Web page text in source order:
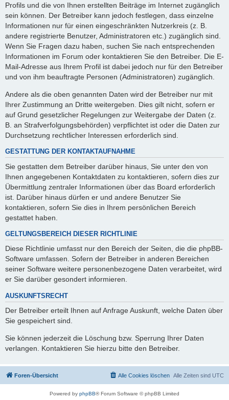
Profils und die von Ihnen erstellten Beiträge im Internet zugänglich
sein können. Der Betreiber kann jedoch festlegen, dass einzelne
Informationen nur für einen eingeschränkten Nutzerkreis (z. B.
andere registrierte Benutzer, Administratoren etc.) zugänglich sind.
Wenn Sie Fragen dazu haben, suchen Sie nach entsprechenden
Informationen im Forum oder kontaktieren Sie den Betreiber. Die E-
Mail-Adresse aus Ihrem Profil ist dabei jedoch nur für den Betreiber
und von ihm beauftragte Personen (Administratoren) zugänglich.
Andere als die oben genannten Daten wird der Betreiber nur mit
Ihrer Zustimmung an Dritte weitergeben. Dies gilt nicht, sofern er
auf Grund gesetzlicher Regelungen zur Weitergabe der Daten (z.
B. an Strafverfolgungsbehörden) verpflichtet ist oder die Daten zur
Durchsetzung rechtlicher Interessen erforderlich sind.
GESTATTUNG DER KONTAKTAUFNAHME
Sie gestatten dem Betreiber darüber hinaus, Sie unter den von
Ihnen angegebenen Kontaktdaten zu kontaktieren, sofern dies zur
Übermittlung zentraler Informationen über das Board erforderlich
ist. Darüber hinaus dürfen er und andere Benutzer Sie
kontaktieren, sofern Sie dies in Ihrem persönlichen Bereich
gestattet haben.
GELTUNGSBEREICH DIESER RICHTLINIE
Diese Richtlinie umfasst nur den Bereich der Seiten, die die phpBB-
Software umfassen. Sofern der Betreiber in anderen Bereichen
seiner Software weitere personenbezogene Daten verarbeitet, wird
er Sie darüber gesondert informieren.
AUSKUNFTSRECHT
Der Betreiber erteilt Ihnen auf Anfrage Auskunft, welche Daten über
Sie gespeichert sind.
Sie können jederzeit die Löschung bzw. Sperrung Ihrer Daten
verlangen. Kontaktieren Sie hierzu bitte den Betreiber.
Foren-Übersicht Alle Zeiten sind UTC
Alle Cookies löschen
Powered by phpBB® Forum Software © phpBB Limited